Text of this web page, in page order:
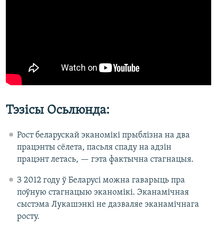
Тэзісы Осьлюнда:
Рост беларускай эканомікі прыблізна на два
працэнты сёлета, пасьля спаду на адзін
працэнт летась, — гэта фактычна стагнацыя.
З 2012 году ў Беларусі можна гаварыць пра
поўную стагнацыю эканомікі. Эканамічная
сыстэма Лукашэнкі не дазваляе эканамічнага
росту.